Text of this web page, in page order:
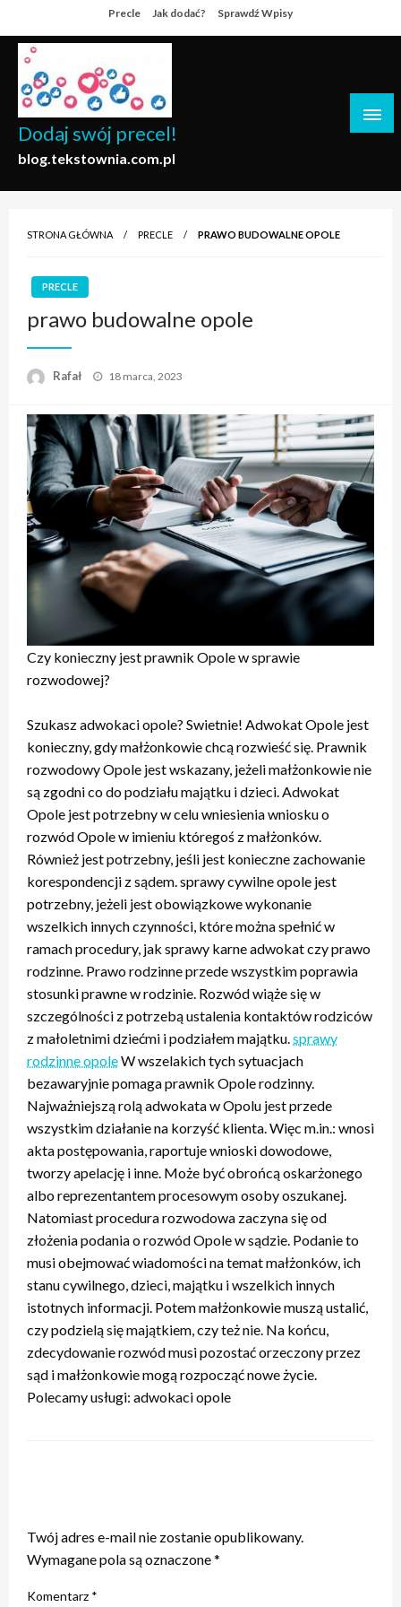
to
content
Precle Jak dodać? Sprawdź Wpisy
Dodaj swój precel!
blog.tekstownia.com.pl
STRONA GŁÓWNA PRECLE PRAWO BUDOWALNE OPOLE
PRECLE
prawo budowalne opole
Rafał
Opublikowane
18 marca, 2023
Czy konieczny jest prawnik Opole w sprawie
rozwodowej?
Szukasz adwokaci opole? Swietnie! Adwokat Opole jest
konieczny, gdy małżonkowie chcą rozwieść się. Prawnik
rozwodowy Opole jest wskazany, jeżeli małżonkowie nie
są zgodni co do podziału majątku i dzieci. Adwokat
Opole jest potrzebny w celu wniesienia wniosku o
rozwód Opole w imieniu któregoś z małżonków.
Również jest potrzebny, jeśli jest konieczne zachowanie
korespondencji z sądem. sprawy cywilne opole jest
potrzebny, jeżeli jest obowiązkowe wykonanie
wszelkich innych czynności, które można spełnić w
ramach procedury, jak sprawy karne adwokat czy prawo
rodzinne. Prawo rodzinne przede wszystkim poprawia
stosunki prawne w rodzinie. Rozwód wiąże się w
szczególności z potrzebą ustalenia kontaktów rodziców
z małoletnimi dziećmi i podziałem majątku.sprawy
rodzinne opoleW wszelakich tych sytuacjach
bezawaryjnie pomaga prawnik Opole rodzinny.
Najważniejszą rolą adwokata w Opolu jest przede
wszystkim działanie na korzyść klienta. Więc m.in.: wnosi
akta postępowania, raportuje wnioski dowodowe,
tworzy apelację i inne. Może być obrońcą oskarżonego
albo reprezentantem procesowym osoby oszukanej.
Natomiast procedura rozwodowa zaczyna się od
złożenia podania o rozwód Opole w sądzie. Podanie to
musi obejmować wiadomości na temat małżonków, ich
stanu cywilnego, dzieci, majątku i wszelkich innych
istotnych informacji. Potem małżonkowie muszą ustalić,
czy podzielą się majątkiem, czy też nie. Na końcu,
zdecydowanie rozwód musi pozostać orzeczony przez
sąd i małżonkowie mogą rozpocząć nowe życie.
Polecamy usługi: adwokaci opole
Twój adres e-mail nie zostanie opublikowany.
Wymagane pola są oznaczone*
Komentarz *